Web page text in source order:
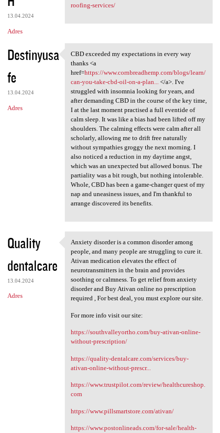
13.04.2024
Adres
roofing-services/
Destinyusa
fe
13.04.2024
Adres
CBD exceeded my expectations
CBD exceeded my expectations in every way
thanks <a
href=https://www.cornbreadhemp.com/blogs/learn/
can-you-take-cbd-oil-on-a-plan...</a>. I've
struggled with insomnia looking for years, and
after demanding CBD in the course of the key time,
I at the last moment practised a full eventide of
calm sleep. It was like a bias had been lifted off my
shoulders. The calming effects were calm after all
scholarly, allowing me to drift free naturally
without sympathies groggy the next morning. I
also noticed a reduction in my daytime angst,
which was an unexpected but allowed bonus. The
partiality was a bit rough, but nothing intolerable.
Whole, CBD has been a game-changer quest of my
nap and uneasiness issues, and I'm thankful to
arrange discovered its benefits.
Quality
dentalcare
13.04.2024
Adres
Anxiety disorder is a common
Anxiety disorder is a common disorder among
people, and many people are struggling to cure it.
Ativan medication elevates the effect of
neurotransmitters in the brain and provides
soothing or calmness. To get relief from anxiety
disorder and Buy Ativan online no prescription
required , For best deal, you must explore our site.
For more info visit our site:
https://southvalleyortho.com/buy-ativan-online-
without-prescription/
https://quality-dentalcare.com/services/buy-
ativan-online-without-prescr...
https://www.trustpilot.com/review/healthcureshop.
com
https://www.pillsmartstore.com/ativan/
https://www.postonlineads.com/for-sale/health-